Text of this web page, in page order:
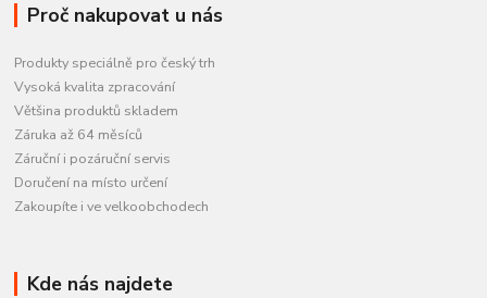
Proč nakupovat u nás
Produkty speciálně pro český trh
Vysoká kvalita zpracování
Většina produktů skladem
Záruka až 64 měsíců
Záruční i pozáruční servis
Doručení na místo určení
Zakoupíte i ve velkoobchodech
Kde nás najdete